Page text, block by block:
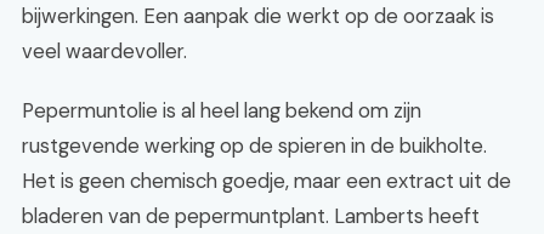
bijwerkingen. Een aanpak die werkt op de oorzaak is
veel waardevoller.
Pepermuntolie is al heel lang bekend om zijn
rustgevende werking op de spieren in de buikholte.
Het is geen chemisch goedje, maar een extract uit de
bladeren van de pepermuntplant. Lamberts heeft